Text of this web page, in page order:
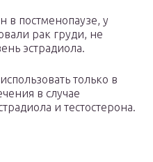
в постменопаузе, у
рак груди, не
эстрадиола.
только в
в случае
и тестостерона.